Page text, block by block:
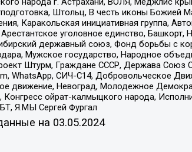
Штольц, В честь иконы Божией
Каракольская инициативная группа,
уголовное единство,
державный союз, Фонд борьбы с
Мужское государство, Народное
Штурм, Граждане СССР, Держава Союз
WhatsApp, СИЧ-С14, Добровольческое
движение, Невоград, Молодежное
ойрат-калмыцкого народа,
Я.МЫ Сергей Фургал
на 03.05.2024